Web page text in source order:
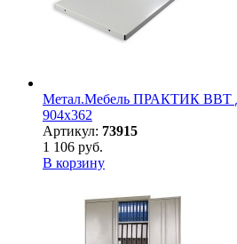
Метал.Мебель ПРАКТИК BBT
904х362
Артикул: 73915
1 106 руб.
В корзину